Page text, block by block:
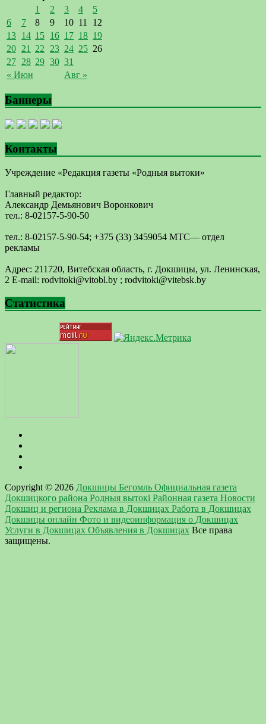
« Июн Авг »
1 2 3 4
5
6
7 8 9 10 11
12
13 14 15 16 17 18 19
20 21 22 23 24 25 26
27 28 29 30 31
Баннеры
Контакты
Учреждение «Редакция газеты «Родныя вытоки»
Главный редактор:
Александр Демьянович Воронкович
тел.: 8-02157-5-90-50
тел.: 8-02157-5-90-54; +375 (33) 3459054 МТС— отдел
рекламы
Адрес: 211720, Витебская область, г. Докшицы, ул. Ленинская,
2 E-mail: ​rodvitoki@​​vitobl​.by ; rodvitoki@vitebsk.by
Статистика
Copyright © 2026 Докшицы Бегомль Официальная газета
Докшицкого района Родныя вытокi Районная газета Новости
Докшиц и региона Реклама в Докшицах Работа в Докшицах
Докшицы онлайн Фото и видеоинформация о Докшицах
Услуги в Докшицах Объявления в Докшицах Все права
защищены.